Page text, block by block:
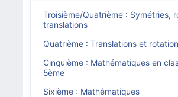
Troisième/Quatrième : Symétries,
translations
Quatrième : Translations et
Cinquième : Mathématiques en
5ème
Sixième : Mathématiques